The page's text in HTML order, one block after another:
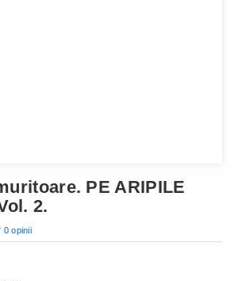
PE ARIPILE
2.
0 opinii